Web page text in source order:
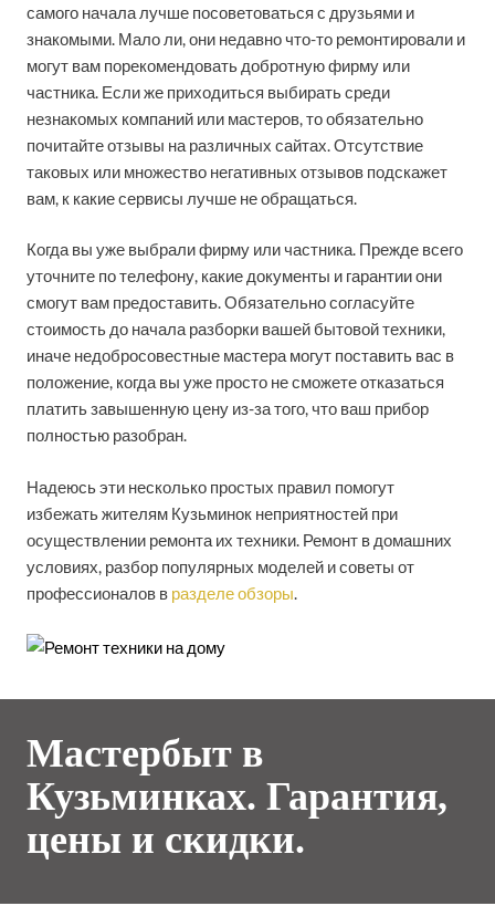
самого начала лучше посоветоваться с друзьями и
знакомыми. Мало ли, они недавно что-то ремонтировали и
могут вам порекомендовать добротную фирму или
частника. Если же приходиться выбирать среди
незнакомых компаний или мастеров, то обязательно
почитайте отзывы на различных сайтах. Отсутствие
таковых или множество негативных отзывов подскажет
вам, к какие сервисы лучше не обращаться.
Когда вы уже выбрали фирму или частника. Прежде всего
уточните по телефону, какие документы и гарантии они
смогут вам предоставить. Обязательно согласуйте
стоимость до начала разборки вашей бытовой техники,
иначе недобросовестные мастера могут поставить вас в
положение, когда вы уже просто не сможете отказаться
платить завышенную цену из-за того, что ваш прибор
полностью разобран.
Надеюсь эти несколько простых правил помогут
избежать жителям Кузьминок неприятностей при
осуществлении ремонта их техники. Ремонт в домашних
условиях, разбор популярных моделей и советы от
профессионалов в разделе обзоры.
Мастербыт в
Кузьминках. Гарантия,
цены и скидки.